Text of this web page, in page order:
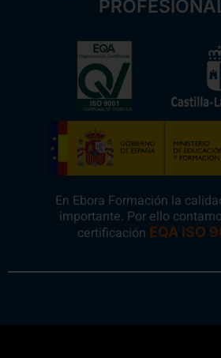
En Ebora Formación la
importante. Por ello
certificación EQA ISO